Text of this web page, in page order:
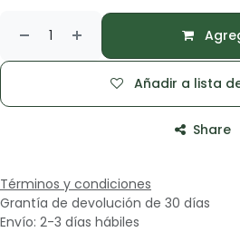
Añadir a lista
Share
Términos y condiciones
Grantía de devolución de 30 días
Envío: 2-3 días hábiles